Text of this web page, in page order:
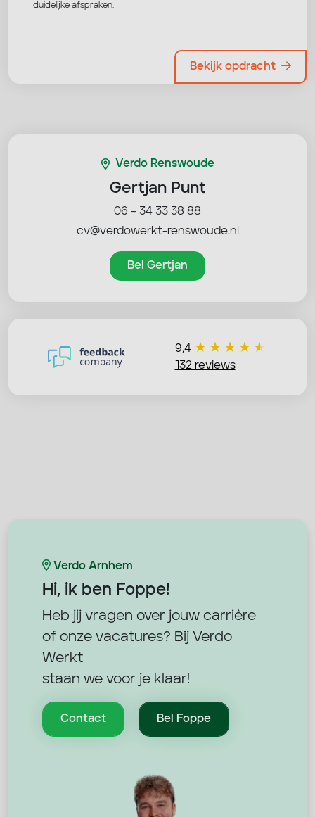
duidelijke afspraken.
Bekijk opdracht
Verdo Renswoude
Gertjan Punt
06 – 34 33 38 88
cv@verdowerkt-renswoude.nl
Bel Gertjan
9,4
132 reviews
Verdo Arnhem
Hi, ik ben Foppe!
Heb jij vragen over jouw carrière
of onze vacatures? Bij Verdo
Werkt
staan we voor je klaar!
Contact Bel Foppe